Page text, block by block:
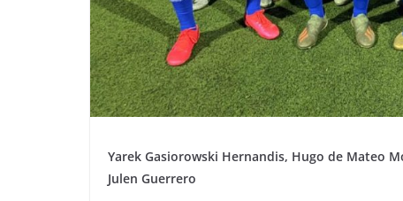
Yarek Gasiorowski Hernandis, Hugo de Mateo
Julen Guerrero